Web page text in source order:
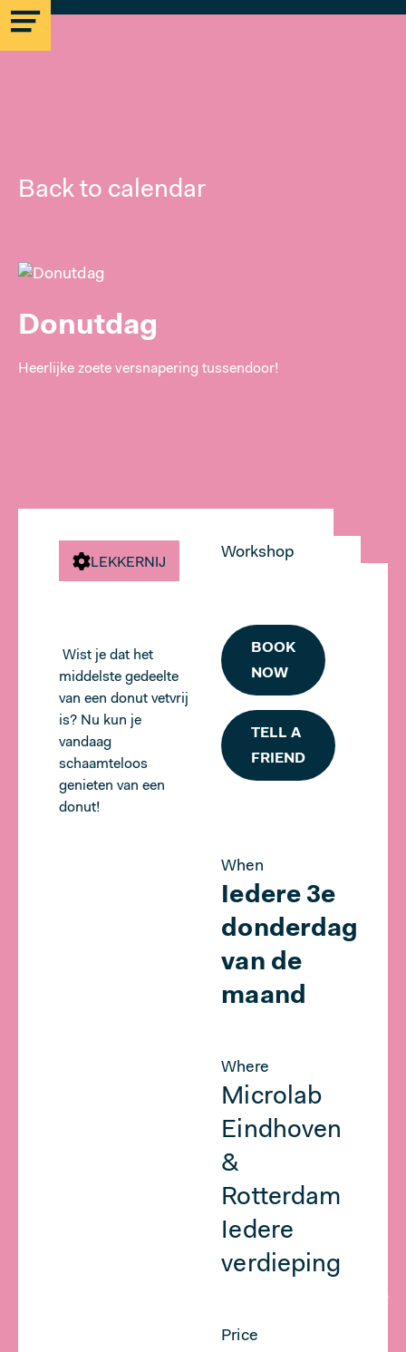
MICROLAB
MICROLAB
EVENTS
FOLLOW US
MORE
Back to calendar
Donutdag
Heerlijke zoete versnapering tussendoor!
LEKKERNIJ
Wist je dat het
middelste gedeelte
van een donut vetvrij
is? Nu kun je
vandaag
schaamteloos
genieten van een
donut!
Workshop
BOOK
NOW
TELL A
FRIEND
When
Iedere 3e
donderdag
van de
maand
Where
Microlab
Eindhoven
&
Rotterdam
Iedere
verdieping
Price